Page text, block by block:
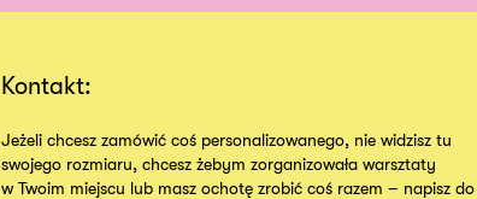
Kontakt:
Jeżeli chcesz zamówić coś personalizowanego, nie widzisz tu
swojego rozmiaru, chcesz żebym zorganizowała warsztaty
w Twoim miejscu lub masz ochotę zrobić coś razem – napisz do